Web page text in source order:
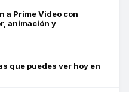
a Prime Video con
animación y
que puedes ver hoy en